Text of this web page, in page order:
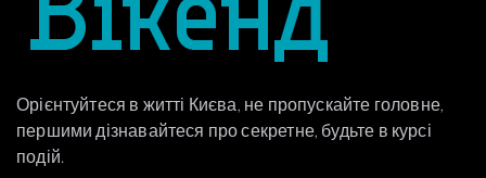
Орієнтуйтеся в житті Києва, не пропускайте головне,
першими дізнавайтеся про секретне, будьте в курсі
подій.